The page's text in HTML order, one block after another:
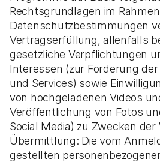
Rechtsgrundlagen im
Datenschutzbestimmungen
Vertragserfüllung, allenfalls
gesetzliche Verpflichtungen
Interessen (zur Förderung
und Services) sowie
von hochgeladenen Videos
Veröffentlichung von Fotos
Social Media) zu Zwecken der
Übermittlung: Die vom
gestellten